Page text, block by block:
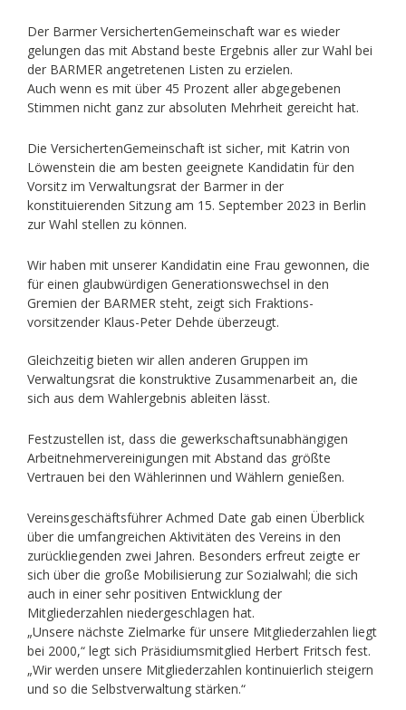
Der Barmer VersichertenGemeinschaft war es wieder
gelungen das mit Abstand beste Ergebnis aller zur Wahl bei
der BARMER angetretenen Listen zu erzielen.
Auch wenn es mit über 45 Prozent aller abgegebenen
Stimmen nicht ganz zur absoluten Mehrheit gereicht hat.
Die VersichertenGemeinschaft ist sicher, mit Katrin von
Löwenstein die am besten geeignete Kandidatin für den
Vorsitz im Verwaltungsrat der Barmer in der
konstituierenden Sitzung am 15. September 2023 in Berlin
zur Wahl stellen zu können.
Wir haben mit unserer Kandidatin eine Frau gewonnen, die
für einen glaubwürdigen Generationswechsel in den
Gremien der BARMER steht, zeigt sich Fraktions-
vorsitzender Klaus-Peter Dehde überzeugt.
Gleichzeitig bieten wir allen anderen Gruppen im
Verwaltungsrat die konstruktive Zusammenarbeit an, die
sich aus dem Wahlergebnis ableiten lässt.
Festzustellen ist, dass die gewerkschaftsunabhängigen
Arbeitnehmervereinigungen mit Abstand das größte
Vertrauen bei den Wählerinnen und Wählern genießen.
Vereinsgeschäftsführer Achmed Date gab einen Überblick
über die umfangreichen Aktivitäten des Vereins in den
zurückliegenden zwei Jahren. Besonders erfreut zeigte er
sich über die große Mobilisierung zur Sozialwahl; die sich
auch in einer sehr positiven Entwicklung der
Mitgliederzahlen niedergeschlagen hat.
„Unsere nächste Zielmarke für unsere Mitgliederzahlen liegt
bei 2000,“ legt sich Präsidiumsmitglied Herbert Fritsch fest.
„Wir werden unsere Mitgliederzahlen kontinuierlich steigern
und so die Selbstverwaltung stärken.“